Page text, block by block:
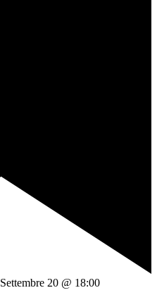
Settembre 20 @ 18:00